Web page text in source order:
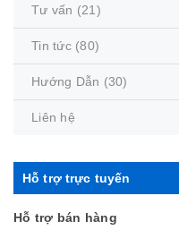
Tư vấn (21)
Tin tức (80)
Hướng Dẫn (30)
Liên hệ
Hỗ trợ trực tuyến
Hỗ trợ bán hàng